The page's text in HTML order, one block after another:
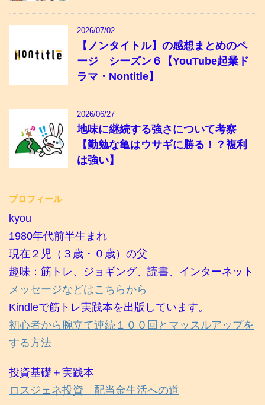
2026/07/02
【ノンタイトル】の感想まとめのペ
ージ シーズン６【YouTube起業ド
ラマ・Nontitle】
2026/06/27
地味に継続する強さについて考察
【勤勉な亀はウサギに勝る！？複利
は強い】
プロフィール
kyou
1980年代前半生まれ
現在２児（３歳・０歳）の父
趣味：筋トレ、ジョギング、読書、インターネット
メッセージなどはこちらから
Kindleで筋トレ実践本を出版しています。
初心者から腕立て連続１００回とマッスルアップを
する方法
投資基礎＋実践本
ロスジェネ投資 配当金生活への道